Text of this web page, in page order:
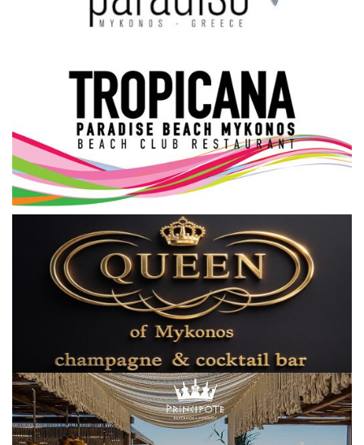
Cost Of Living Crisis
Opinion + Analysis
L’Art des Sens
All News
Local Elections 2023
Γλώσσα
Ελληνικά English